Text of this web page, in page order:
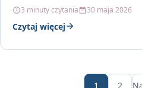
3 minuty czytania 30 maja 2026
Czytaj więcej
1 2